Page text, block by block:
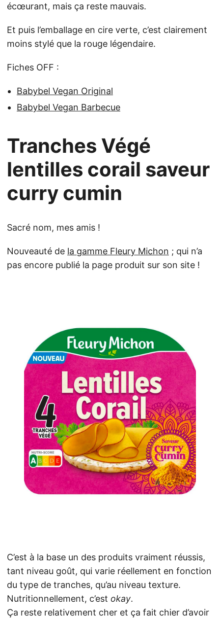
écœurant, mais ça reste mauvais.
Et puis l’emballage en cire verte, c’est clairement
moins stylé que la rouge légendaire.
Fiches OFF :
Babybel Vegan Original
Babybel Vegan Barbecue
Tranches Végé
lentilles corail saveur
curry cumin
Sacré nom, mes amis !
Nouveauté de la gamme Fleury Michon ; qui n’a
pas encore publié la page produit sur son site !
C’est à la base un des produits vraiment réussis,
tant niveau goût, qui varie réellement en fonction
du type de tranches, qu’au niveau texture.
Nutritionnellement, c’est okay.
Ça reste relativement cher et ça fait chier d’avoir